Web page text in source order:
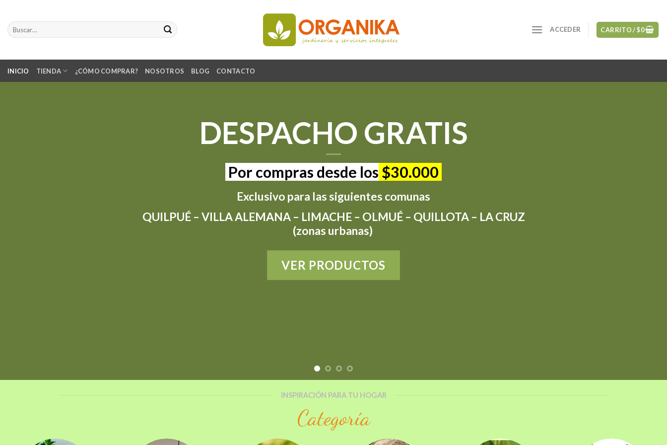
content
Buscar
por:
ACCEDER CARRITO /$0
INICIO TIENDA ¿CÓMO COMPRAR? NOSOTROS BLOG CONTACTO
DESPACHO GRATIS
Por compras desde los $30.000
Exclusivo para las siguientes comunas
QUILPUÉ – VILLA ALEMANA – LIMACHE – OLMUÉ – QUILLOTA – LA CRUZ
(zonas urbanas)
VER PRODUCTOS
INSPIRACIÓN PARA TU HOGAR
Categoría
19 PRODUCTOS
FERTILIZANTES
5 PRODUCTOS
PROFESIONALES
1 PRODUCTO